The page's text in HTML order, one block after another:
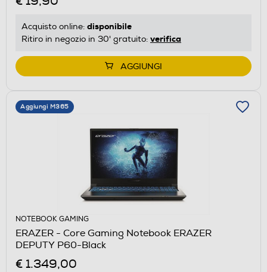
Acquisto online: disponibile
Ritiro in negozio in 30' gratuito: verifica
AGGIUNGI
Aggiungi M365
NOTEBOOK GAMING
ERAZER - Core Gaming Notebook ERAZER
DEPUTY P60-Black
€ 1.349,00